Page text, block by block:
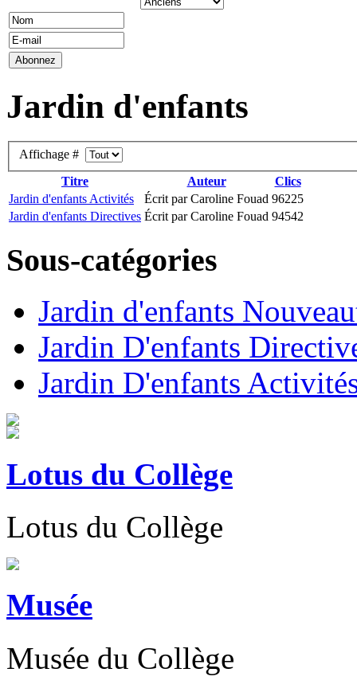
Jardin d'enfants
Affichage #
Titre
Auteur
Clics
Jardin d'enfants Activités
Écrit par Caroline Fouad 96225
Jardin d'enfants Directives Écrit par Caroline Fouad 94542
Sous-catégories
Jardin d'enfants
Jardin D'enfants
Jardin D'enfants
Lotus du Collège
Lotus du Collège
Musée
Musée du Collège